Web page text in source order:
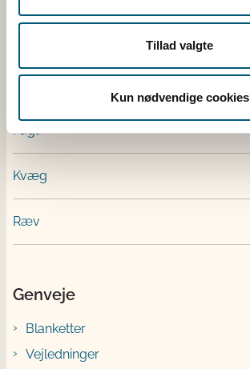
Tillad valgte
Kun nødvendige cookies
Fugl
Kvæg
Ræv
Genveje
Blanketter
Vejledninger